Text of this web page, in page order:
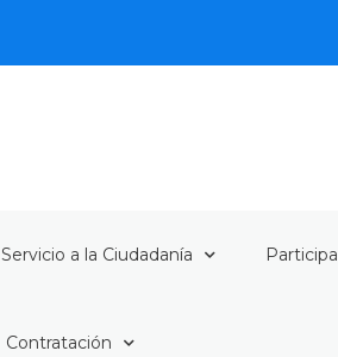
a la Ciudadanía Participa
Contratación